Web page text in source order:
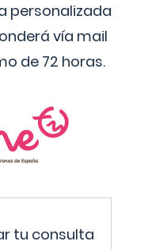
personalizada
vía mail
de 72 horas.
tu consulta